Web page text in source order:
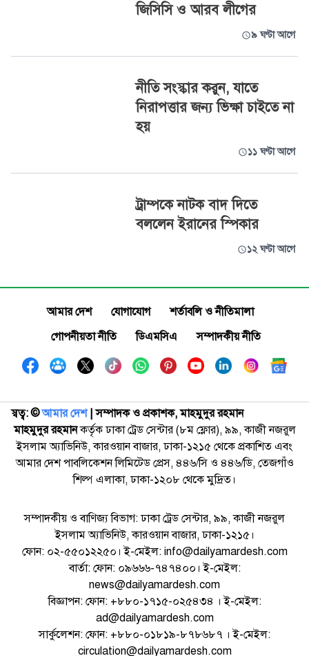
জিসিসি ও আরব লীগের
৯ ঘণ্টা আগে
নীতি সংস্কার করুন, যাতে
নিরাপত্তার জন্য ভিক্ষা চাইতে না
হয়
১১ ঘণ্টা আগে
ট্রাম্পকে নাটক বাদ দিতে
বললেন ইরানের স্পিকার
১২ ঘণ্টা আগে
আমার দেশ যোগাযোগ
শর্তাবলি ও নীতিমালা
গোপনীয়তা নীতি
ডিএমসিএ সম্পাদকীয় নীতি
স্বত্ব: ©️আমার দেশ| সম্পাদক ও প্রকাশক, মাহমুদুর রহমান
মাহমুদুর রহমানকর্তৃক ঢাকা ট্রেড সেন্টার (৮ম ফ্লোর), ৯৯, কাজী নজরুল
ইসলাম অ্যাভিনিউ, কারওয়ান বাজার, ঢাকা-১২১৫ থেকে প্রকাশিত এবং
আমার দেশ পাবলিকেশন লিমিটেড প্রেস, ৪৪৬/সি ও ৪৪৬/ডি, তেজগাঁও
শিল্প এলাকা, ঢাকা-১২০৮ থেকে মুদ্রিত।
সম্পাদকীয় ও বাণিজ্য বিভাগ: ঢাকা ট্রেড সেন্টার, ৯৯, কাজী নজরুল
ইসলাম অ্যাভিনিউ, কারওয়ান বাজার, ঢাকা-১২১৫।
ফোন: ০২-৫৫০১২২৫০। ই-মেইল: info@dailyamardesh.com
বার্তা: ফোন: ০৯৬৬৬-৭৪৭৪০০। ই-মেইল:
news@dailyamardesh.com
বিজ্ঞাপন: ফোন: +৮৮০-১৭১৫-০২৫৪৩৪ । ই-মেইল:
ad@dailyamardesh.com
সার্কুলেশন: ফোন: +৮৮০-০১৮১৯-৮৭৮৬৮৭ । ই-মেইল:
circulation@dailyamardesh.com